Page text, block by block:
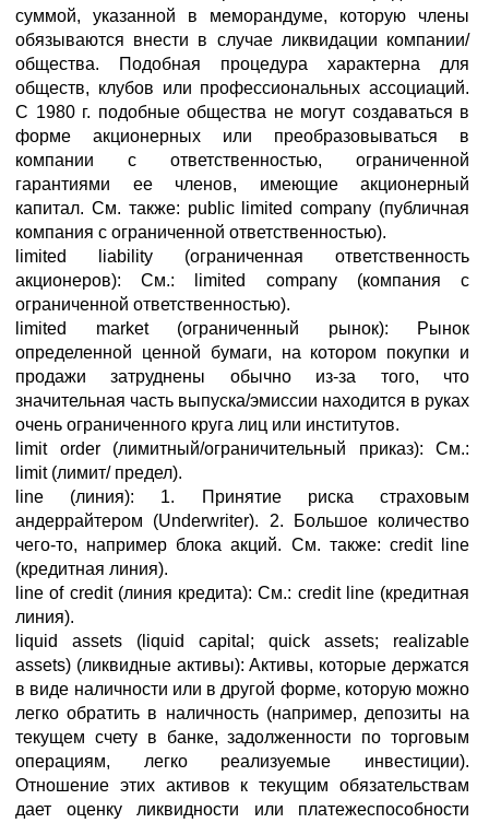
суммой, указанной в меморандуме, которую члены
обязываются внести в случае ликвидации компании/
общества. Подобная процедура характерна для
обществ, клубов или профессиональных ассоциаций.
С 1980 г. подобные общества не могут создаваться в
форме акционерных или преобразовываться в
компании с ответственностью, ограниченной
гарантиями ее членов, имеющие акционерный
капитал. См. также: public limited company (публичная
компания с ограниченной ответственностью).
limited liability (ограниченная ответственность
акционеров): См.: limited company (компания с
ограниченной ответственностью).
limited market (ограниченный рынок): Рынок
определенной ценной бумаги, на котором покупки и
продажи затруднены обычно из-за того, что
значительная часть выпуска/эмиссии находится в руках
очень ограниченного круга лиц или институтов.
limit order (лимитный/ограничительный приказ): См.:
limit (лимит/ предел).
line (линия): 1. Принятие риска страховым
андеррайтером (Underwriter). 2. Большое количество
чего-то, например блока акций. См. также: credit line
(кредитная линия).
line of credit (линия кредита): См.: credit line (кредитная
линия).
liquid assets (liquid capital; quick assets; realizable
assets) (ликвидные активы): Активы, которые держатся
в виде наличности или в другой форме, которую можно
легко обратить в наличность (например, депозиты на
текущем счету в банке, задолженности по торговым
операциям, легко реализуемые инвестиции).
Отношение этих активов к текущим обязательствам
дает оценку ликвидности или платежеспособности